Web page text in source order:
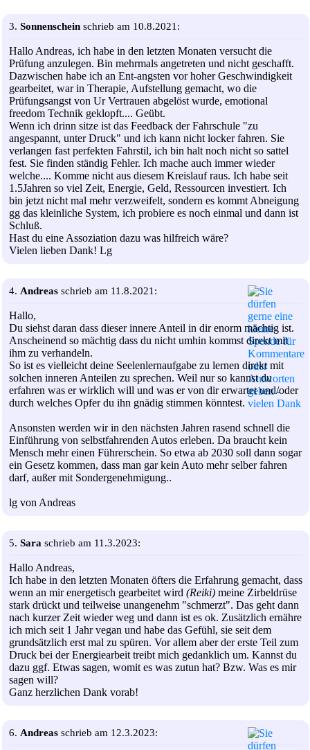
3. Sonnenschein schrieb am 10.8.2021:
Hallo Andreas, ich habe in den letzten Monaten versucht die
Prüfung anzulegen. Bin mehrmals angetreten und nicht geschafft.
Dazwischen habe ich an Ent-angsten vor hoher Geschwindigkeit
gearbeitet, war in Therapie, Aufstellung gemacht, wo die
Prüfungsangst von Ur Vertrauen abgelöst wurde, emotional
freedom Technik geklopft.... Geübt.
Wenn ich drinn sitze ist das Feedback der Fahrschule "zu
angespannt, unter Druck" und ich kann nicht locker fahren. Sie
verlangen fast perfekten Fahrstil, ich bin halt noch nicht so sattel
fest. Sie finden ständig Fehler. Ich mache auch immer wieder
welche.... Komme nicht aus diesem Kreislauf raus. Ich habe seit
1.5Jahren so viel Zeit, Energie, Geld, Ressourcen investiert. Ich
bin jetzt nicht mal mehr verzweifelt, sondern es kommt Abneigung
gg das kleinliche System, ich probiere es noch einmal und dann ist
Schluß.
Hast du eine Assoziation dazu was hilfreich wäre?
Vielen lieben Dank! Lg
4. Andreas schrieb am 11.8.2021:
Hallo,
Du siehst daran dass dieser innere Anteil in dir enorm mächtig ist.
Anscheinend so mächtig dass du nicht umhin kommst direkt mit
ihm zu verhandeln.
So ist es vielleicht deine Seelenlernaufgabe zu lernen direkt mit
solchen inneren Anteilen zu sprechen. Weil nur so kannst du
erfahren was er wirklich will und was er von dir erwartet und/oder
durch welches Opfer du ihn gnädig stimmen könntest.
Ansonsten werden wir in den nächsten Jahren rasend schnell die
Einführung von selbstfahrenden Autos erleben. Da braucht kein
Mensch mehr einen Führerschein. So etwa ab 2030 soll dann sogar
ein Gesetz kommen, dass man gar kein Auto mehr selber fahren
darf, außer mit Sondergenehmigung..
lg von Andreas
5. Sara schrieb am 11.3.2023:
Hallo Andreas,
Ich habe in den letzten Monaten öfters die Erfahrung gemacht, dass
wenn an mir energetisch gearbeitet wird (Reiki) meine Zirbeldrüse
stark drückt und teilweise unangenehm "schmerzt". Das geht dann
nach kurzer Zeit wieder weg und dann ist es ok. Zusätzlich ernähre
ich mich seit 1 Jahr vegan und habe das Gefühl, sie seit dem
grundsätzlich erst mal zu spüren. Vor allem aber der erste Teil zum
Druck bei der Energiearbeit treibt mich gedanklich um. Kannst du
dazu ggf. Etwas sagen, womit es was zutun hat? Bzw. Was es mir
sagen will?
Ganz herzlichen Dank vorab!
6. Andreas schrieb am 12.3.2023: